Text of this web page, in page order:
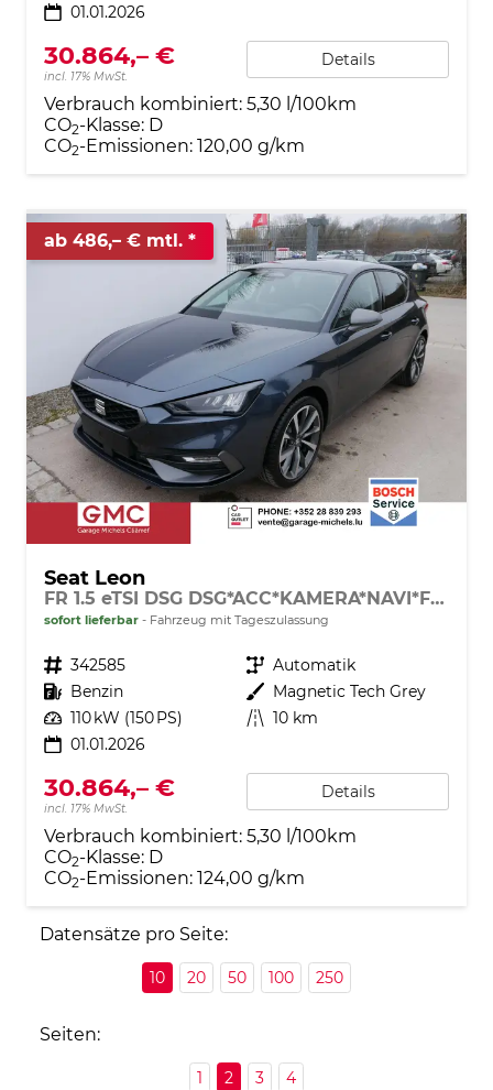
01.01.2026
30.864,– €
incl. 17% MwSt.
Details
Verbrauch kombiniert: 5,30 l/100km
CO2-Klasse: D
CO2-Emissionen: 120,00 g/km
ab 486,– € mtl.
Seat Leon
FR 1.5 eTSI DSG DSG*ACC*KAMERA*NAVI*FULL-LINK*LENKRADHEIZUNG*3-ZONE KLIMAAUTOMATIK
sofort lieferbar Fahrzeug mit Tageszulassung
Fahrzeugnr. 342585 Getriebe Automatik
Kraftstoff Benzin Außenfarbe Magnetic Tech Grey
Leistung 110 kW (150 PS) Kilometerstand 10 km
01.01.2026
30.864,– €
incl. 17% MwSt.
Details
Verbrauch kombiniert: 5,30 l/100km
CO2-Klasse: D
CO2-Emissionen: 124,00 g/km
Datensätze pro Seite:
10 20 50 100 250
Seiten:
1 2 3 4